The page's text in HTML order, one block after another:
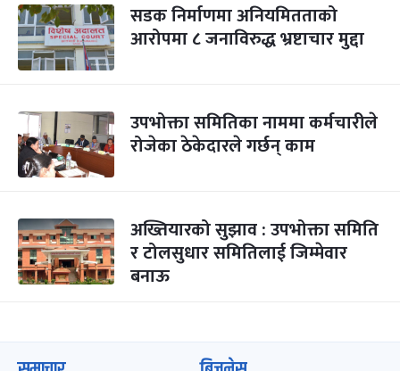
सडक निर्माणमा अनियमितताको
आरोपमा ८ जनाविरुद्ध भ्रष्टाचार मुद्दा
उपभोक्ता समितिका नाममा कर्मचारीले
रोजेका ठेकेदारले गर्छन् काम
अख्तियारको सुझाव : उपभोक्ता समिति
र टोलसुधार समितिलाई जिम्मेवार
बनाऊ